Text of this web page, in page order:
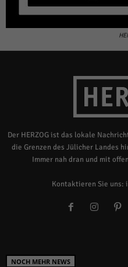
Der HERZOG ist das lokale
die Grenzen des Jülicher Landes
Immer nah dran und mit
Kontaktieren Sie uns:
NOCH MEHR NEWS